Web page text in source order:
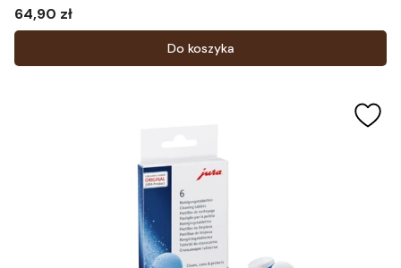
Cena
64,90 zł
Do koszyka